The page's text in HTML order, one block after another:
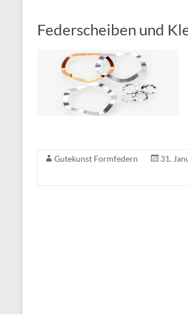
Federscheiben und
Gutekunst Formfedern 31.